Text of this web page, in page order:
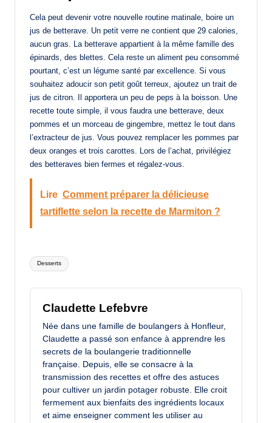
Cela peut devenir votre nouvelle routine matinale, boire un
jus de betterave. Un petit verre ne contient que 29 calories,
aucun gras. La betterave appartient à la même famille des
épinards, des blettes. Cela reste un aliment peu consommé
pourtant, c’est un légume santé par excellence. Si vous
souhaitez adoucir son petit goût terreux, ajoutez un trait de
jus de citron. Il apportera un peu de peps à la boisson. Une
recette toute simple, il vous faudra une betterave, deux
pommes et un morceau de gingembre, mettez le tout dans
l’extracteur de jus. Vous pouvez remplacer les pommes par
deux oranges et trois carottes. Lors de l’achat, privilégiez
des betteraves bien fermes et régalez-vous.
Lire Comment préparer la délicieuse
tartiflette selon la recette de Marmiton ?
Tags:
Desserts
Claudette Lefebvre
Née dans une famille de boulangers à Honfleur,
Claudette a passé son enfance à apprendre les
secrets de la boulangerie traditionnelle
française. Depuis, elle se consacre à la
transmission des recettes et offre des astuces
pour cultiver un jardin potager robuste. Elle croit
fermement aux bienfaits des ingrédients locaux
et aime enseigner comment les utiliser au